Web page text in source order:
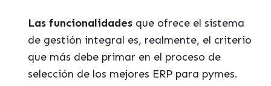
Las funcionalidades que ofrece el sistema
de gestión integral es, realmente, el criterio
que más debe primar en el proceso de
selección de los mejores ERP para pymes.